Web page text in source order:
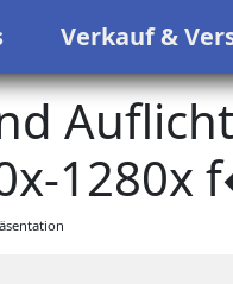
Verkauf &
1280x